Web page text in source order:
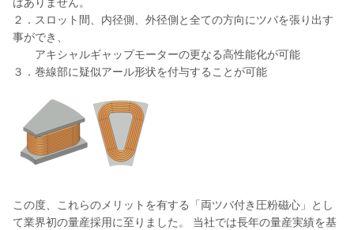
２．スロット間、内径側、外径側と全ての方向にツバを張り出す
事ができ、
アキシャルギャップモーターの更なる高性能化が可能
３．巻線部に疑似アール形状を付与することが可能
この度、これらのメリットを有する「両ツバ付き圧粉磁心」とし
て業界初の量産採用に至りました。 当社では長年の量産実績を基